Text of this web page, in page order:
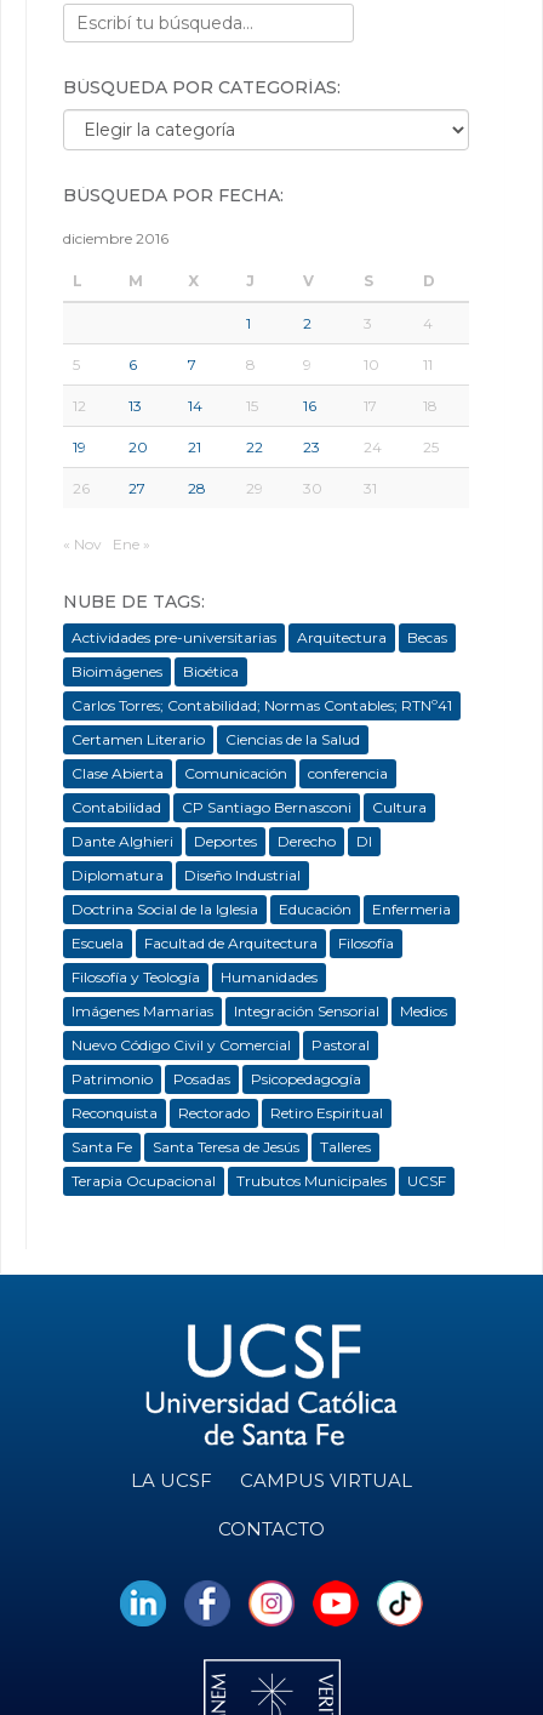
BÚSQUEDA POR CATEGORÍAS:
Búsqueda por categorías:
BÚSQUEDA POR FECHA:
diciembre 2016
L M X J V S D
1 2 3 4
5 6 7 8 9 10 11
12 13 14 15 16 17 18
19 20 21 22 23 24 25
26 27 28 29 30 31
« Nov Ene »
NUBE DE TAGS:
Actividades pre-universitarias Arquitectura
Becas
Bioimágenes
Bioética
Carlos Torres; Contabilidad; Normas Contables; RTNº41
Certamen Literario
Ciencias de la Salud
Clase Abierta
Comunicación
conferencia
Contabilidad
CP Santiago Bernasconi
Cultura
Dante Alghieri
Deportes Derecho
DI
Diplomatura
Diseño Industrial
Doctrina Social de la Iglesia
Educación
Enfermeria
Escuela
Facultad de Arquitectura
Filosofía
Filosofía y Teología
Humanidades
Imágenes Mamarias
Integración Sensorial
Medios
Nuevo Código Civil y Comercial
Pastoral
Patrimonio
Posadas
Psicopedagogía
Reconquista
Rectorado
Retiro Espiritual
Santa Fe
Santa Teresa de Jesús
Talleres
Terapia Ocupacional
Trubutos Municipales UCSF
LA UCSF CAMPUS VIRTUAL
CONTACTO